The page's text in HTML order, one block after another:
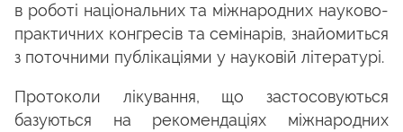
в роботі національних та міжнародних науково-
практичних конгресів та семінарів, знайомиться
з поточними публікаціями у науковій літературі.
Протоколи лікування, що застосовуються
базуються на рекомендаціях міжнародних